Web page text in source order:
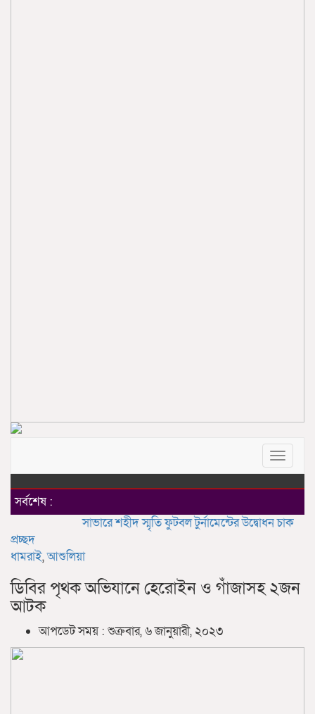
Toggle
সর্বশেষ :
সাভারে শহীদ স্মৃতি ফুটবল টুর্নামেন্টের উদ্বোধনচাকলাদার
প্রচ্ছদ
ধামরাই,আশুলিয়া
ডিবির পৃথক অভিযানে হেরোইন ও গাঁজাসহ ২জন
আটক
আপডেট সময় : শুক্রবার, ৬ জানুয়ারী, ২০২৩